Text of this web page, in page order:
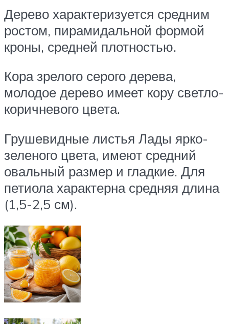
Дерево характеризуется средним
ростом, пирамидальной формой
кроны, средней плотностью.
Кора зрелого серого дерева,
молодое дерево имеет кору светло-
коричневого цвета.
Грушевидные листья Лады ярко-
зеленого цвета, имеют средний
овальный размер и гладкие. Для
петиола характерна средняя длина
(1,5-2,5 см).